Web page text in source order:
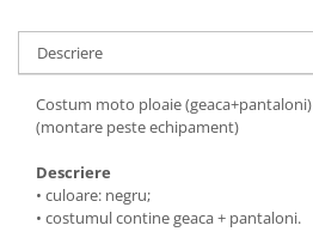
Cutii capace colorate
Cutii laterale Shad
Genti rezervor Shad
Genti soft Shad
Genti TERRA Shad
Kituri complete TERRA Shad
Kituri de prindere Shad
Descriere
Costum moto ploaie (geaca+pantaloni)
(montare peste echipament)
Descriere
• culoare: negru;
• costumul contine geaca + pantaloni.